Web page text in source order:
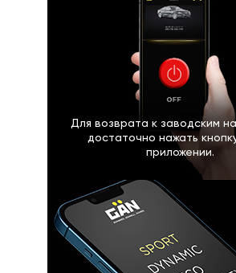
Для возврата к заводским
достаточно нажать
приложении.